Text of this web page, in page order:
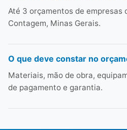
Até 3 orçamentos de empresas
Contagem, Minas Gerais.
O que deve constar no
Materiais, mão de obra,
de pagamento e garantia.